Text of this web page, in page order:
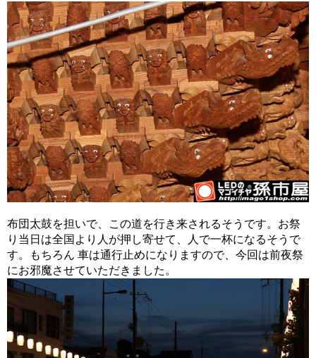
布団太鼓を担いで、この道を行き来されるそうです。お祭
り当日は全国より人が押し寄せて、人で一杯になるそうで
す。もちろん 車は通行止めになりますので、今回は前夜祭
にお邪魔させていただきました。